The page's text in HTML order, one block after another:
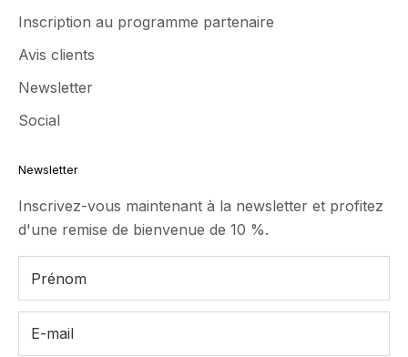
Inscription au programme partenaire
Avis clients
Newsletter
Social
Newsletter
Inscrivez-vous maintenant à la newsletter et profitez
d'une remise de bienvenue de 10 %.